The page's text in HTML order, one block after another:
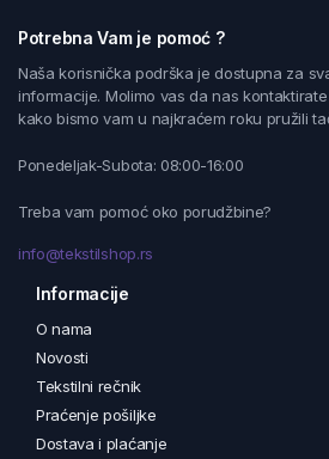
Potrebna Vam je pomoć ?
Naša korisnička podrška je dostupna za
informacije. Molimo vas da nas
kako bismo vam u najkraćem roku pružili
Ponedeljak-Subota: 08:00-16:00
Treba vam pomoć oko porudžbine?
info@tekstilshop.rs
Informacije
O nama
Novosti
Tekstilni rečnik
Praćenje pošiljke
Dostava i plaćanje